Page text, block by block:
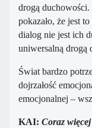
drogą
pokazało, że jest
dialog nie jest ich
uniwersalną drogą
Świat bardzo
dojrzałość
emocjonalnej –
KAI: Coraz